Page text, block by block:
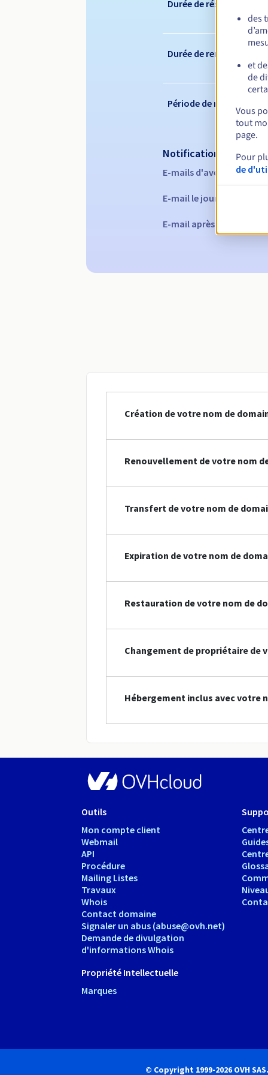
Durée de réservation
Durée de renouvellement
Période de rédemption
Notifications
E-mails d'avertissement :
E-mail le jour de
E-mail après la période
Création de votre nom de
Renouvellement de votre nom
Transfert de votre nom de
Expiration de votre nom de
Restauration de votre nom de
Changement de propriétaire de
Hébergement inclus avec votre
Outils
Mon compte client
Webmail
API
Procédure
Mailing Listes
Travaux
Whois
Contact domaine
Signaler un abus (abuse@ovh.net)
Demande de divulgation
d'informations Whois
Propriété Intellectuelle
Marques
© Copyright 1999-2026 OVH SAS.
des
et
de
Vous
tout
page.
Pour
de